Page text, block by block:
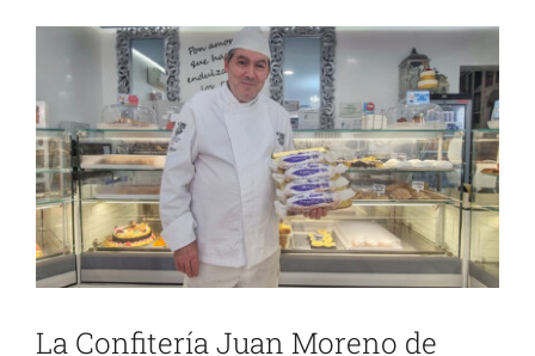
imagen
más
grande
La Confitería Juan Moreno de